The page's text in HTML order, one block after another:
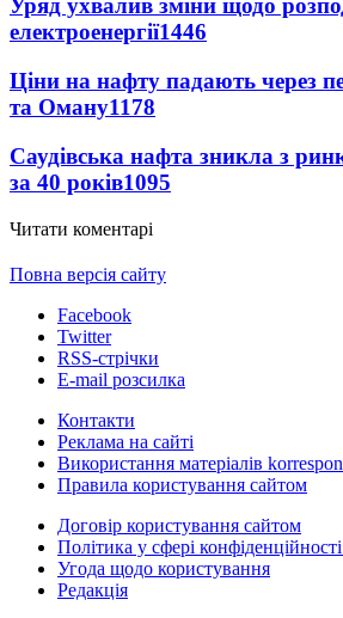
Уряд ухвалив зміни щодо
електроенергії1446
Ціни на нафту падають через
та Оману1178
Саудівська нафта зникла з
за 40 років1095
Читати коментарі
Повна версія сайту
Facebook
Twitter
RSS-стрічки
E-mail розсилка
Контакти
Реклама на сайті
Використання матеріалів
Правила користування сайтом
Договір користування сайтом
Політика у сфері
Угода щодо користування
Редакція